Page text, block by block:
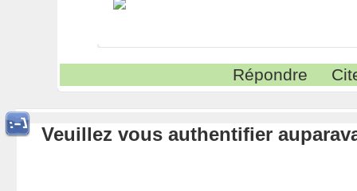
Répondre
Veuillez vous authentifier